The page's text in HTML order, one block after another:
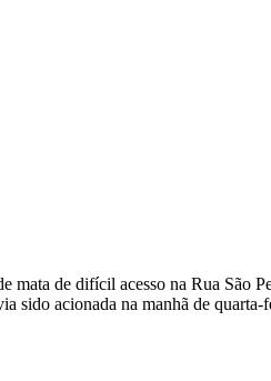
de difícil acesso na Rua
sido acionada na manhã de